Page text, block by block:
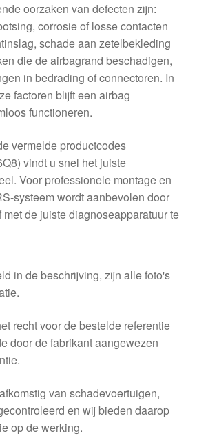
oorzaken van defecten zijn:
corrosie of losse contacten
schade aan zetelbekleding
die de airbagrand beschadigen,
in bedrading of connectoren. In
factoren blijft een airbag
functioneren.
vermelde productcodes
vindt u snel het juiste
Voor professionele montage en
systeem wordt aanbevolen door
de juiste diagnoseapparatuur te
in de beschrijving, zijn alle foto's
recht voor de bestelde referentie
door de fabrikant aangewezen
van schadevoertuigen,
en wij bieden daarop
op de werking.